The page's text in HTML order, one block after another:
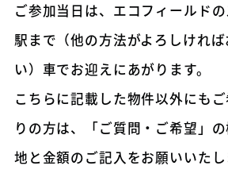
ご参加当日は、エコフィールド
駅まで（他の方法がよろしけれ
い）車でお迎えにあがります。
こちらに記載した物件以外にも
りの方は、「ご質問・ご希望」
地と金額のご記入をお願いいたし